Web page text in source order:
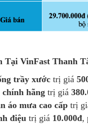
Tại VinFast Thanh
trầy xước trị giá
hãng trị giá
áo mưa cao cấp trị
điệu trị giá 10.000đ,